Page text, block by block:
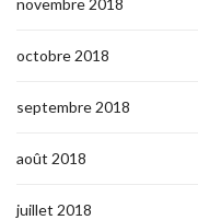
novembre 2018
octobre 2018
septembre 2018
août 2018
juillet 2018